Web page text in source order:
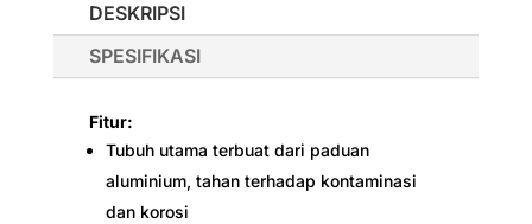
DESKRIPSI
SPESIFIKASI
Fitur:
Tubuh utama terbuat dari paduan
aluminium, tahan terhadap kontaminasi
dan korosi